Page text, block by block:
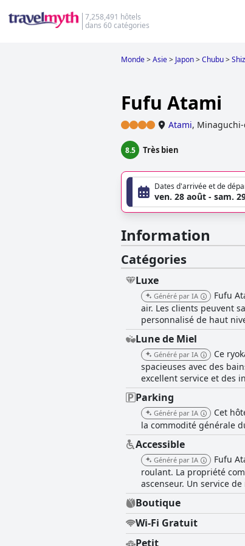
7,258,491 hôtels
dans 60 catégories
Monde>Asie> Japon>Chubu>
Fufu Atami
Atami,
8.5 Très bien
Dates d'arrivée et de
ven. 28 août - sam.
Information
Catégories
Luxe
Généré par IA
Fufu
air. Les clients peuvent
personnalisé de haut
Lune de Miel
Généré par IA
Ce
spacieuses avec des
excellent service et des
Parking
Généré par IA
Cet
la commodité générale
Accessible
Généré par IA
Fufu
roulant. La propriété
ascenseur. Un service
Boutique
Wi-Fi Gratuit
Petit